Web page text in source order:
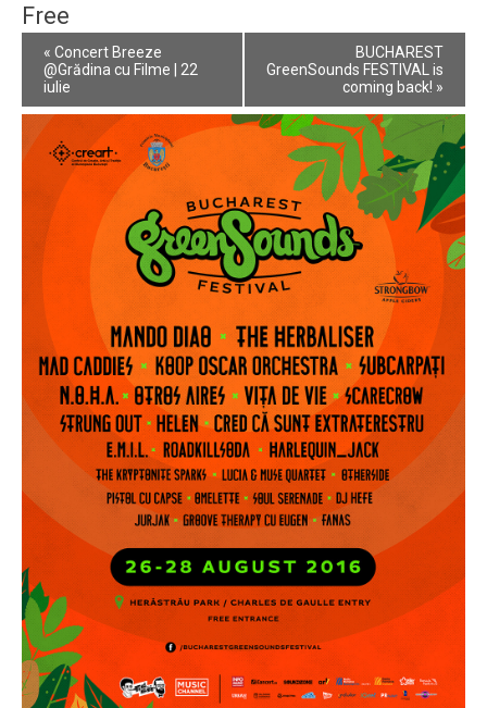
Free
Event
Navigation
« Concert Breeze
@Grădina cu Filme | 22
iulie
BUCHAREST
GreenSounds FESTIVAL is
coming back! »